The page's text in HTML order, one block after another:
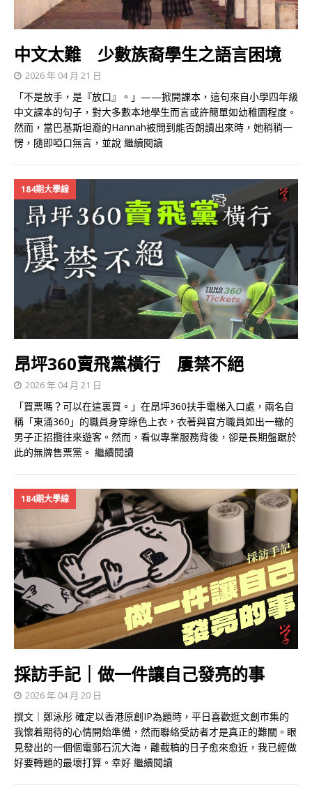
中文太難 少數族裔學生之語言困境
2026 年 04 月 21 日
「不是放手，是『放口』。」——掀開課本，這句來自小學四年級
中文課本的句子，對大多數本地學生而言或許簡單如幼稚園程度。
然而，當巴基斯坦裔的Hannah被問到能否朗讀出來時，她稍稍一
愣，隨即啞口無言，並說 繼續閱讀
184期大學線
昂坪360賣飛黨橫行 屢禁不絕
2026 年 04 月 21 日
「買票嗎？可以在這裏買。」在昂坪360扶手電梯入口處，兩名自
稱「東涌360」的職員身穿綠色上衣，衣著與官方職員如出一轍的
男子正招攬往來遊客。然而，看似專業服務背後，卻是長期盤踞於
此的無牌售票黨。 繼續閱讀
184期大學線
採訪手記｜做一件讓自己發亮的事
2026 年 04 月 20 日
撰文｜鄭泳彤 確定以香港原創IP為題時，平日喜歡逛文創市集的
我懷着期待的心情開始準備，然而聯絡受訪者才是真正的難關。眼
見發出的一個個電郵石沉大海，離截稿的日子愈來愈近，我已經做
好要轉題的最壞打算。幸好 繼續閱讀